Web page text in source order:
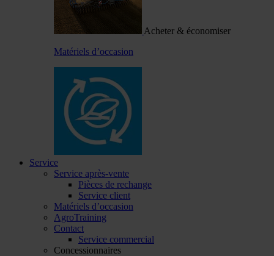
Acheter & économiser
Matériels d’occasion
Service
Service après-vente
Pièces de rechange
Service client
Matériels d’occasion
AgroTraining
Contact
Service commercial
Concessionnaires